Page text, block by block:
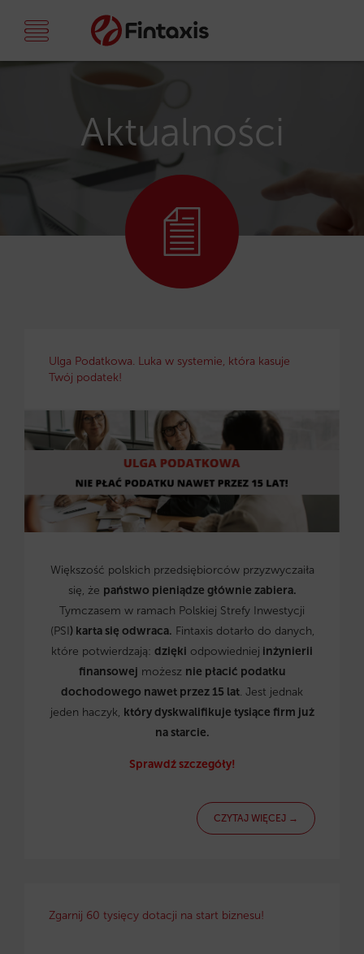
Aktualności
Ulga Podatkowa. Luka w systemie, która kasuje
Twój podatek!
Większość polskich przedsiębiorców przyzwyczaiła
się, że państwo pieniądze głównie zabiera.
Tymczasem w ramach Polskiej Strefy Inwestycji
(PSI) karta się odwraca. Fintaxis dotarło do danych,
które potwierdzają: dzięki odpowiedniej inżynierii
finansowej możesz nie płacić podatku
dochodowego nawet przez 15 lat. Jest jednak
jeden haczyk, który dyskwalifikuje tysiące firm już
na starcie.
Sprawdź szczegóły!
CZYTAJ WIĘCEJ →
Zgarnij 60 tysięcy dotacji na start biznesu!